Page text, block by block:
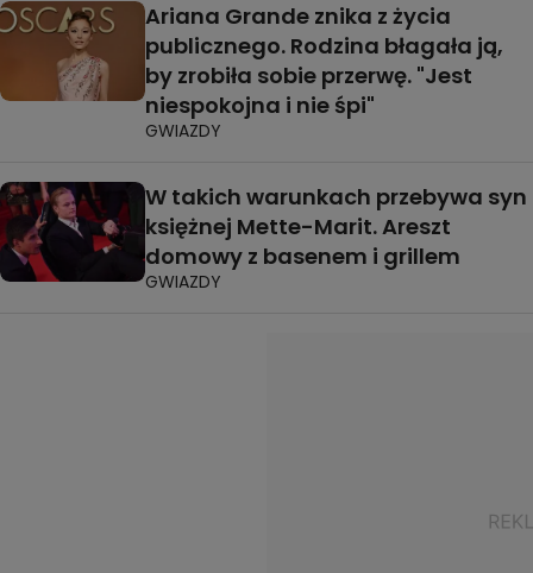
Ariana Grande znika z życia
publicznego. Rodzina błagała ją,
by zrobiła sobie przerwę. "Jest
niespokojna i nie śpi"
GWIAZDY
W takich warunkach przebywa syn
księżnej Mette-Marit. Areszt
domowy z basenem i grillem
GWIAZDY